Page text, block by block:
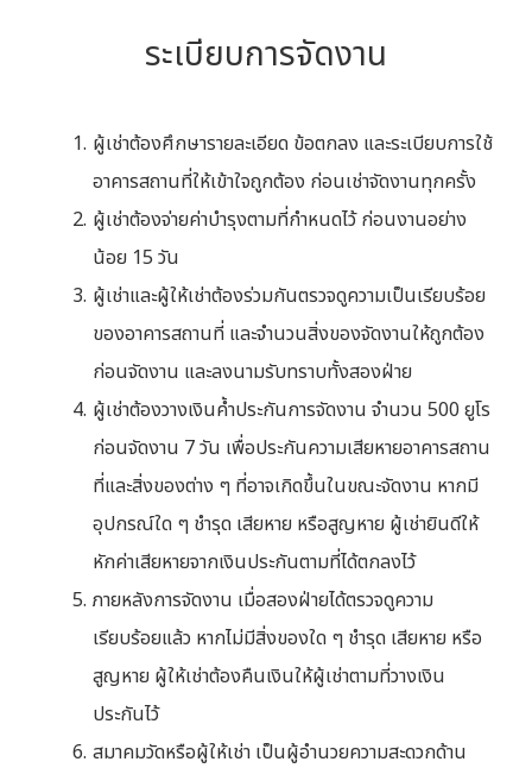
ระเบียบการจัดงาน
ผู้เช่าต้องศึกษารายละเอียด ข้อตกลง และระเบียบการใช้
อาคารสถานที่ให้เข้าใจถูกต้อง ก่อนเช่าจัดงานทุกครั้ง
ผู้เช่าต้องจ่ายค่าบำรุงตามที่กำหนดไว้ ก่อนงานอย่าง
น้อย 15 วัน
ผู้เช่าและผู้ให้เช่าต้องร่วมกันตรวจดูความเป็นเรียบร้อย
ของอาคารสถานที่ และจำนวนสิ่งของจัดงานให้ถูกต้อง
ก่อนจัดงาน และลงนามรับทราบทั้งสองฝ่าย
ผู้เช่าต้องวางเงินค้ำประกันการจัดงาน จำนวน 500 ยูโร
ก่อนจัดงาน 7 วัน เพื่อประกันความเสียหายอาคารสถาน
ที่และสิ่งของต่าง ๆ ที่อาจเกิดขึ้นในขณะจัดงาน หากมี
อุปกรณ์ใด ๆ ชำรุด เสียหาย หรือสูญหาย ผู้เช่ายินดีให้
หักค่าเสียหายจากเงินประกันตามที่ได้ตกลงไว้
ภายหลังการจัดงาน เมื่อสองฝ่ายได้ตรวจดูความ
เรียบร้อยแล้ว หากไม่มีสิ่งของใด ๆ ชำรุด เสียหาย หรือ
สูญหาย ผู้ให้เช่าต้องคืนเงินให้ผู้เช่าตามที่วางเงิน
ประกันไว้
สมาคมวัดหรือผู้ให้เช่า เป็นผู้อำนวยความสะดวกด้าน